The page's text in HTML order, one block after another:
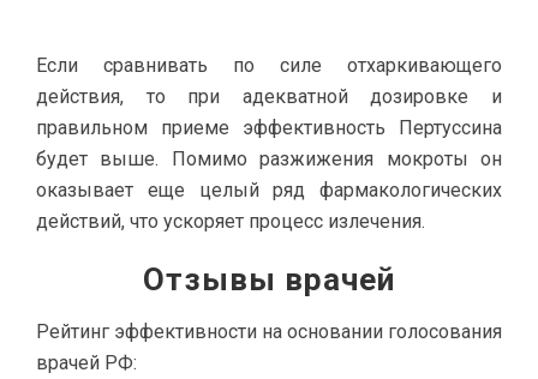
Если сравнивать по силе отхаркивающего
действия, то при адекватной дозировке и
правильном приеме эффективность Пертуссина
будет выше. Помимо разжижения мокроты он
оказывает еще целый ряд фармакологических
действий, что ускоряет процесс излечения.
Отзывы врачей
Рейтинг эффективности на основании голосования
врачей РФ: